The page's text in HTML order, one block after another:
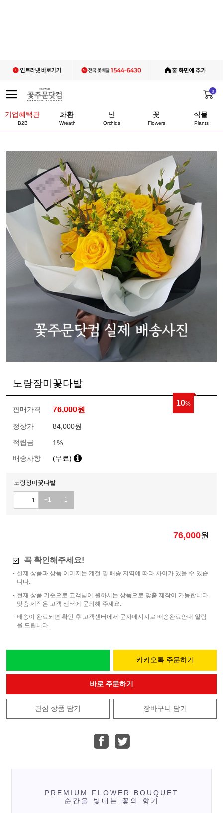
0
기업혜택관
B2B
화환
Wreath
난
Orchids
꽃
Flowers
식물
Plants
노랑장미꽃다발
10%
판매가격 76,000원
정상가
84,000원
적립금
1%
배송사항
(무료)
노랑장미꽃다발
+1 -1
76,000원
꼭 확인해주세요!
실제 상품과 상품 이미지는 계절 및 배송 지역에 따라 차이가 있을 수 있습
니다.
현재 상품 기준으로 고객님이 원하시는 상품으로 맞춤 제작이 가능합니다.
맞춤 제작은 고객 센터에 문의해 주세요.
배송이 완료되면 확인 후 고객센터에서 문자메시지로 배송완료안내 알림
을 드립니다.
카카오톡 주문하기
바로 주문하기
관심 상품 담기 장바구니 담기
PREMIUM FLOWER BOUQUET
순간을 빛내는 꽃의 향기